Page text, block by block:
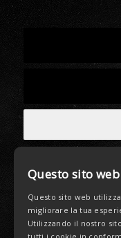
Share
Share
Questo sito
Questo sito web
migliorare la tua
Utilizzando il nostro